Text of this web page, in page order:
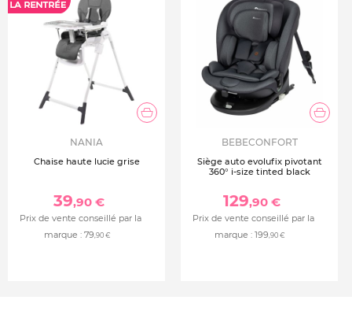
NANIA
Chaise haute lucie grise
39,90 €
Prix de vente conseillé par la
marque : 79,90 €
BEBECONFORT
Siège auto evolufix pivotant
360° i-size tinted black
129,90 €
Prix de vente conseillé par la
marque : 199,90 €